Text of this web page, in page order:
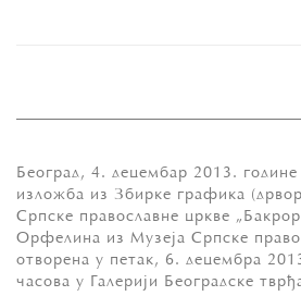
Београд, 4. децембар 2013.
изложба из Збирке графика
Српске православне цркве
Орфелина из Музеја Српске
отворена у петак, 6. децембра
часова у Галерији Београдске